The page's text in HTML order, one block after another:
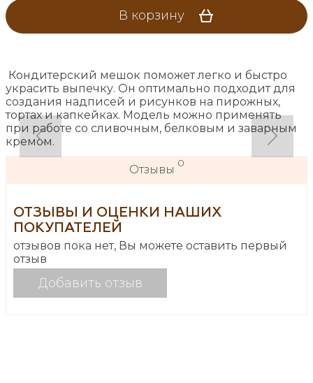
В корзину
Кондитерский мешок поможет легко и быстро
украсить выпечку. Он оптимально подходит для
создания надписей и рисунков на пирожных,
тортах и капкейках. Модель можно применять
при работе со сливочным, белковым и заварным
кремом.
Отзывы 0
ОТЗЫВЫ И ОЦЕНКИ НАШИХ
ПОКУПАТЕЛЕЙ
отзывов пока нет, Вы можете оставить первый
отзыв
Добавить отзыв